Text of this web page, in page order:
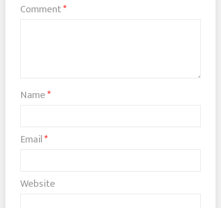
Comment*
Name*
Email*
Website